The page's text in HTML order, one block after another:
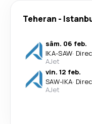
Teheran -
sâm. 06 feb.
IKA-SAW·
AJet
vin. 12 feb.
SAW-IKA·
AJet